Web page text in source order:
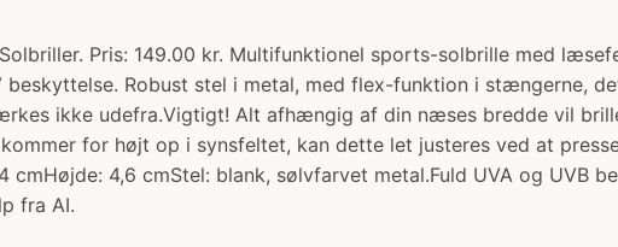
Pris: 149.00 kr. Multifunktionel sports-solbrille med
Robust stel i metal, med flex-funktion i stængerne,
ikke udefra.Vigtigt! Alt afhængig af din næses bredde vil
for højt op i synsfeltet, kan dette let justeres ved at
cmHøjde: 4,6 cmStel: blank, sølvfarvet metal.Fuld UVA og UVB
fra AI.